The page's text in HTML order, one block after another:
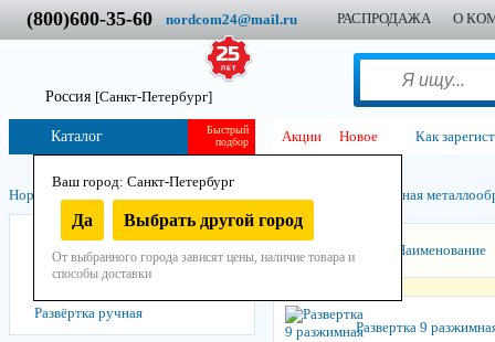
(800)600-35-60 nordcom24@mail.ru РАСПРОДАЖА О
Россия [Санкт-Петербург]
Ваш город: Санкт-Петербург
Да Выбрать другой город
От выбранного города зависят цены, наличие товара и
способы доставки
Быстрый
подбор
Каталог Акции Новое Как
Нордком Инструмент Остнастно-расходный Машинно-ручная
Развёртка машинная
Развёртка разжимная
Развёртка ручная
Наименование
Развертка 9